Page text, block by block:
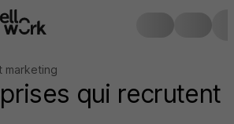
marketing
qui recrutent